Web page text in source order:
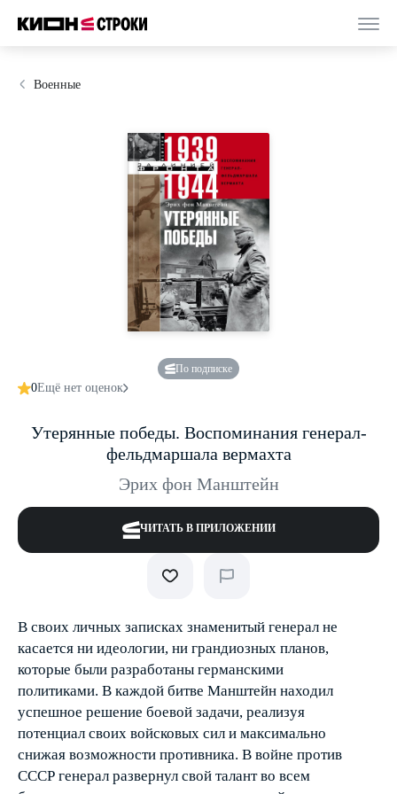
Военные
По подписке
0Ещё нет оценок
Утерянные победы. Воспоминания генерал­
фельдмаршала вермахта
Эрих фон Манштейн
ЧИТАТЬ В ПРИЛОЖЕНИИ
В своих личных записках знаменитый генерал не
касается ни идеологии, ни грандиозных планов,
которые были разработаны германскими
политиками. В каждой битве Манштейн находил
успешное решение боевой задачи, реализуя
потенциал своих войсковых сил и максимально
снижая возможности противника. В войне против
СССР генерал развернул свой талант во всем